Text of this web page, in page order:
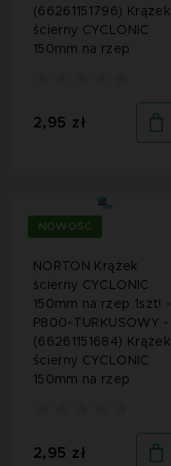
(66261151796) Krążek
ścierny CYCLONIC
150mm na rzep
2,95 zł
NOWOŚĆ
NORTON Krążek
ścierny CYCLONIC
150mm na rzep 1szt! -
P800-TURKUSOWY -
(66261151684) Krążek
ścierny CYCLONIC
150mm na rzep
2,95 zł